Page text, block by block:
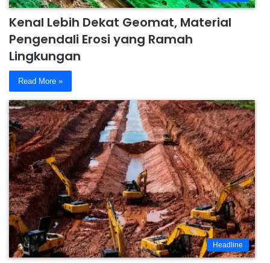
Kenal Lebih Dekat Geomat, Material
Pengendali Erosi yang Ramah
Lingkungan
Read More »
Headline